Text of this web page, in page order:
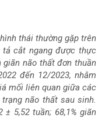
thái thường gặp trên
cắt ngang được thực
não thất đơn thuần
đến 12/2023, nhằm
mối liên quan giữa các
não thất sau sinh.
5,52 tuần; 68,1% giãn